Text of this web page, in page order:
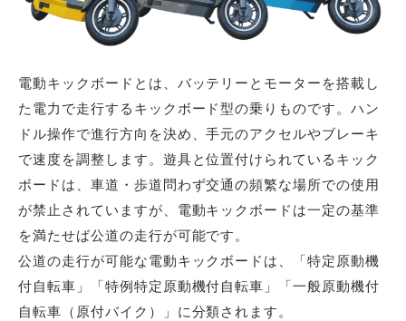
電動キックボードとは、バッテリーとモーターを搭載し
た電力で走行するキックボード型の乗りものです。ハン
ドル操作で進行方向を決め、手元のアクセルやブレーキ
で速度を調整します。遊具と位置付けられているキック
ボードは、車道・歩道問わず交通の頻繁な場所での使用
が禁止されていますが、電動キックボードは一定の基準
を満たせば公道の走行が可能です。
公道の走行が可能な電動キックボードは、「特定原動機
付自転車」「特例特定原動機付自転車」「一般原動機付
自転車（原付バイク）」に分類されます。